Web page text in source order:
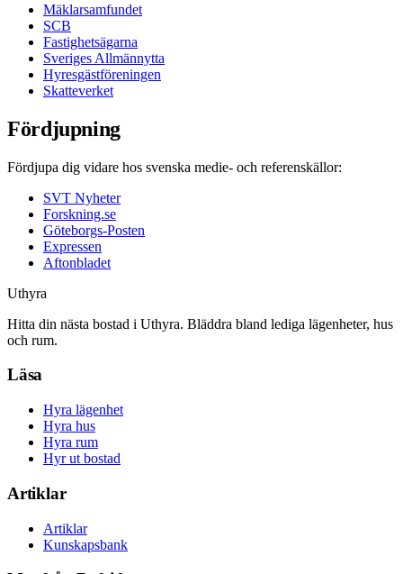
Mäklarsamfundet
SCB
Fastighetsägarna
Sveriges Allmännytta
Hyresgästföreningen
Skatteverket
Fördjupning
Fördjupa dig vidare hos svenska medie- och referenskällor:
SVT Nyheter
Forskning.se
Göteborgs-Posten
Expressen
Aftonbladet
Uthyra
Hitta din nästa bostad i Uthyra. Bläddra bland lediga lägenheter, hus
och rum.
Läsa
Hyra lägenhet
Hyra hus
Hyra rum
Hyr ut bostad
Artiklar
Artiklar
Kunskapsbank